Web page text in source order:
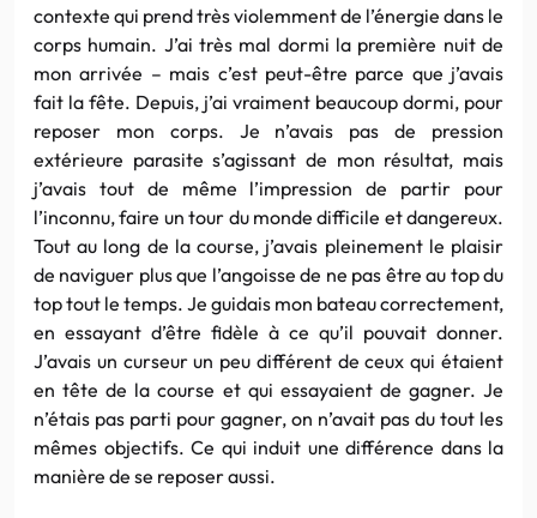
contexte qui prend très violemment de l’énergie dans le
corps humain. J’ai très mal dormi la première nuit de
mon arrivée – mais c’est peut-être parce que j’avais
fait la fête. Depuis, j’ai vraiment beaucoup dormi, pour
reposer mon corps. Je n’avais pas de pression
extérieure parasite s’agissant de mon résultat, mais
j’avais tout de même l’impression de partir pour
l’inconnu, faire un tour du monde difficile et dangereux.
Tout au long de la course, j’avais pleinement le plaisir
de naviguer plus que l’angoisse de ne pas être au top du
top tout le temps. Je guidais mon bateau correctement,
en essayant d’être fidèle à ce qu’il pouvait donner.
J’avais un curseur un peu différent de ceux qui étaient
en tête de la course et qui essayaient de gagner. Je
n’étais pas parti pour gagner, on n’avait pas du tout les
mêmes objectifs. Ce qui induit une différence dans la
manière de se reposer aussi.